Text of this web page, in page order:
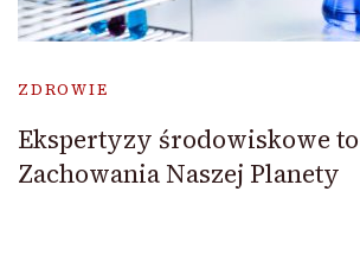
ZDROWIE
Ekspertyzy środowiskowe
Zachowania Naszej Planety